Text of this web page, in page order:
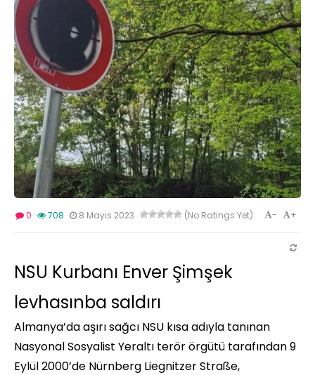
0 708 8 Mayıs 2023 (No Ratings Yet) +
-
NSU Kurbanı Enver Şimşek
levhasınba saldırı
Almanya’da aşırı sağcı NSU kısa adıyla tanınan
Nasyonal Sosyalist Yeraltı terör örgütü tarafından 9
Eylül 2000’de Nürnberg Liegnitzer Straße,